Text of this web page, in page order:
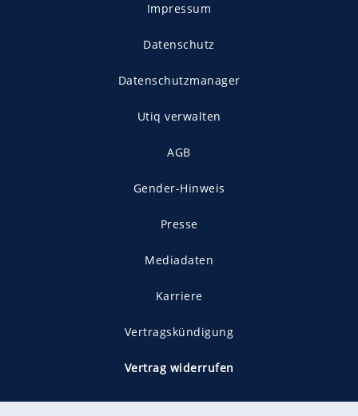
Impressum
Datenschutz
Datenschutzmanager
Utiq verwalten
AGB
Gender-Hinweis
Presse
Mediadaten
Karriere
Vertragskündigung
Vertrag widerrufen